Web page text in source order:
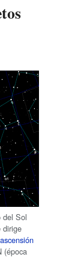
del Sol
dirige
ascensión
(época